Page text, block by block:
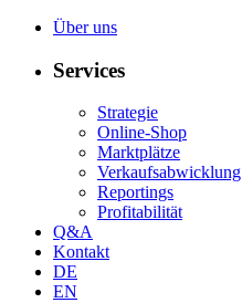
Über uns
Services
Strategie
Online-Shop
Marktplätze
Verkaufsabwicklung
Reportings
Profitabilität
Q&A
Kontakt
DE
EN